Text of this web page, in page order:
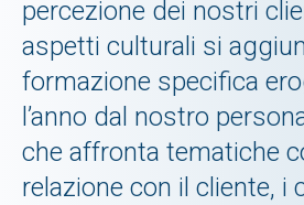
percezione dei nostri
aspetti culturali si
formazione specifica
l’anno dal nostro
che affronta tematiche
relazione con il cliente, i